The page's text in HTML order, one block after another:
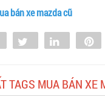
bán xe mazda cũ
Share Tweet Share
TAGS MUA BÁN XE